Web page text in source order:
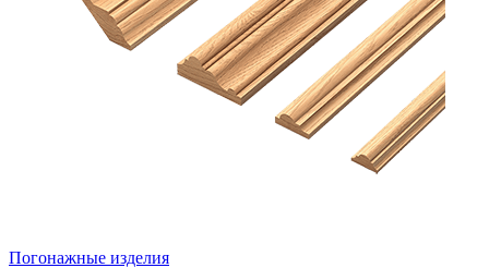
Погонажные изделия